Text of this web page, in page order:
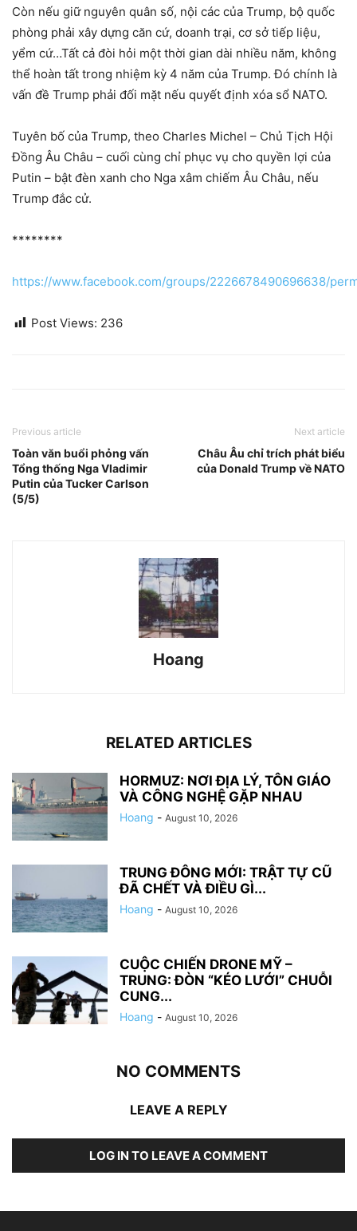
Còn nếu giữ nguyên quân số, nội các của Trump, bộ quốc
phòng phải xây dựng căn cứ, doanh trại, cơ sở tiếp liệu,
yểm cứ…Tất cả đòi hỏi một thời gian dài nhiều năm, không
thể hoàn tất trong nhiệm kỳ 4 năm của Trump. Đó chính là
vấn đề Trump phải đối mặt nếu quyết định xóa sổ NATO.
Tuyên bố của Trump, theo Charles Michel – Chủ Tịch Hội
Đồng Âu Châu – cuối cùng chỉ phục vụ cho quyền lợi của
Putin – bật đèn xanh cho Nga xâm chiếm Âu Châu, nếu
Trump đắc cử.
********
https://www.facebook.com/groups/2226678490696638/
Post Views: 236
Previous article
Toàn văn buổi phỏng vấn
Tổng thống Nga Vladimir
Putin của Tucker Carlson
(5/5)
Next article
Châu Âu chỉ trích phát biểu
của Donald Trump về NATO
Hoang
RELATED ARTICLES
HORMUZ: NƠI ĐỊA LÝ, TÔN GIÁO
VÀ CÔNG NGHỆ GẶP NHAU
Hoang - August 10, 2026
TRUNG ĐÔNG MỚI: TRẬT TỰ CŨ
ĐÃ CHẾT VÀ ĐIỀU GÌ...
Hoang - August 10, 2026
CUỘC CHIẾN DRONE MỸ –
TRUNG: ĐÒN “KÉO LƯỚI” CHUỖI
CUNG...
Hoang - August 10, 2026
NO COMMENTS
LEAVE A REPLY
LOG IN TO LEAVE A COMMENT